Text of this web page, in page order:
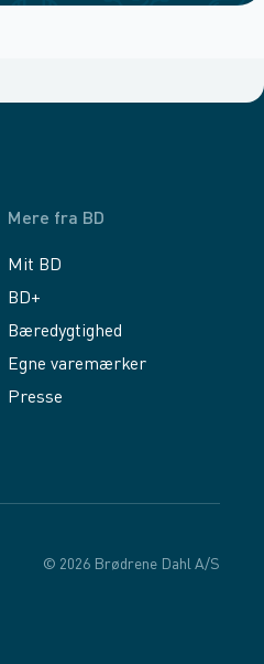
Mere fra BD
Mit BD
BD+
Bæredygtighed
Egne varemærker
Presse
© 2026 Brødrene Dahl A/S